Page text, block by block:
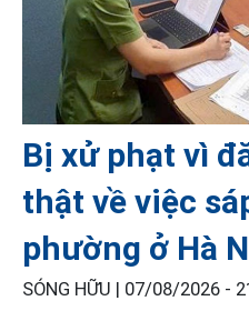
Bị xử phạt vì
thật về việc
phường ở Hà
SÓNG HỮU | 07/08/2026 -